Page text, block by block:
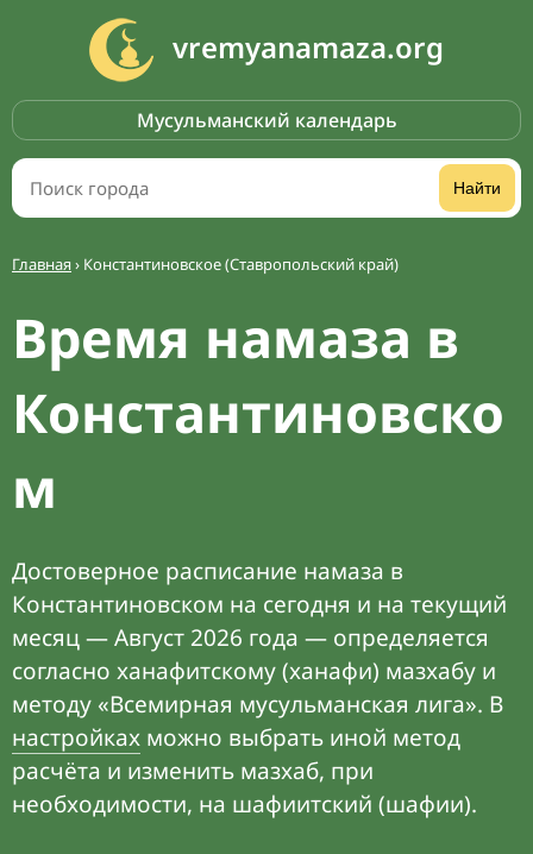
vremyanamaza.org
Мусульманский календарь
Найти
Главная› Константиновское (Ставропольский край)
Время намаза в
Константиновско
м
Достоверное расписание намаза в
Константиновском на сегодня и на текущий
месяц — Август 2026 года — определяется
согласно ханафитскому (ханафи) мазхабу и
методу «Всемирная мусульманская лига». В
настройках можно выбрать иной метод
расчёта и изменить мазхаб, при
необходимости, на шафиитский (шафии).